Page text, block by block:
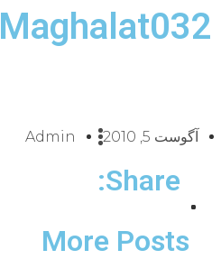
Maghalat032
آگوست 5, 2010 Admin
Share:
More Posts